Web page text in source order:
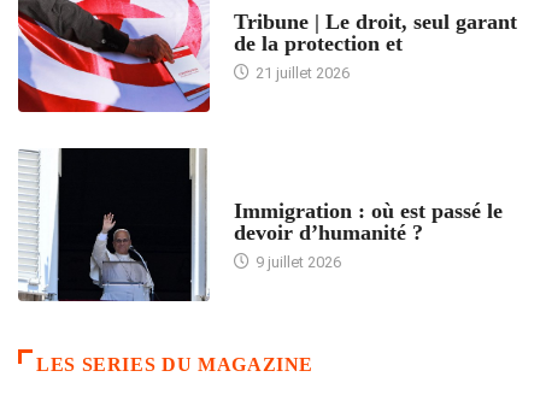
Tribune | Le droit, seul garant
de la protection et
21 juillet 2026
Immigration : où est passé le
devoir d’humanité ?
9 juillet 2026
LES SERIES DU MAGAZINE